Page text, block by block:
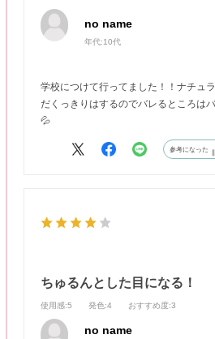
no name
年代:10代
学校につけて行ってました！！ナチュ
だくっきりはするのでバレるところは
💦
参考になった
ちゅるんとした目になる！
使用感:5 発色:4 おすすめ度:3
no name